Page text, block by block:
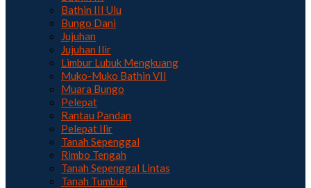
Bathin III Ulu
Bungo Dani
Jujuhan
Jujuhan Ilir
Limbur Lubuk Mengkuang
Muko-Muko Bathin VII
Muara Bungo
Pelepat
Rantau Pandan
Pelepat Ilir
Tanah Sepenggal
Rimbo Tengah
Tanah Sepenggal Lintas
Tanah Tumbuh